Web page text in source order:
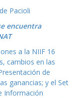
Pacioli
encuentra
a la NIIF 16
cambios en las
de
ganancias; y el Set
Información